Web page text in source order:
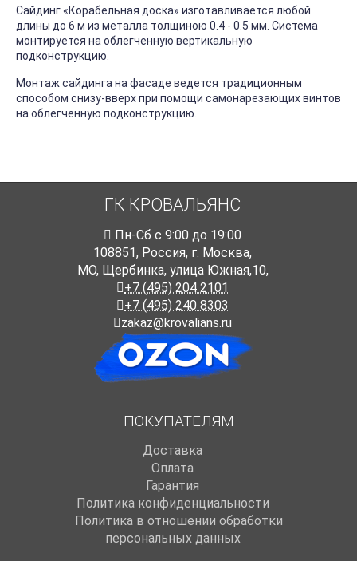
Сайдинг «Корабельная доска» изготавливается любой
длины до 6 м из металла толщиною 0.4 - 0.5 мм. Система
монтируется на облегченную вертикальную
подконструкцию.
Монтаж сайдинга на фасаде ведется традиционным
способом снизу-вверх при помощи самонарезающих винтов
на облегченную подконструкцию.
ГК КРОВАЛЬЯНС
Пн-Cб с 9:00 до 19:00
108851, Россия, г. Москва,
МО, Щербинка, улица Южная,10,
+7 (495) 204 2101
+7 (495) 240 8303
zakaz@krovalians.ru
ПОКУПАТЕЛЯМ
Доставка
Оплата
Гарантия
Политика конфиденциальности
Политика в отношении обработки
персональных данных